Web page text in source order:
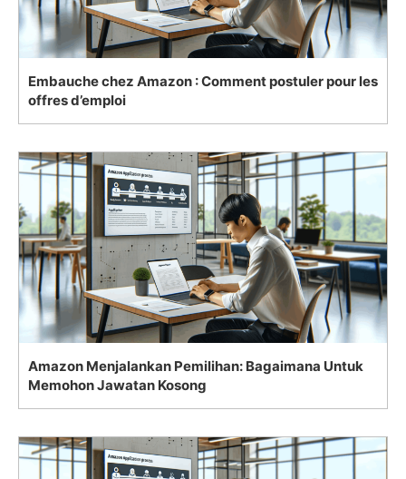
Embauche chez Amazon : Comment postuler pour les
offres d’emploi
Amazon Menjalankan Pemilihan: Bagaimana Untuk
Memohon Jawatan Kosong